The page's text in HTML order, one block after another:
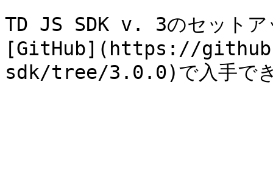
TD JS SDK v. 3のセットア
[GitHub](https://
sdk/tree/3.0.0)で入手で